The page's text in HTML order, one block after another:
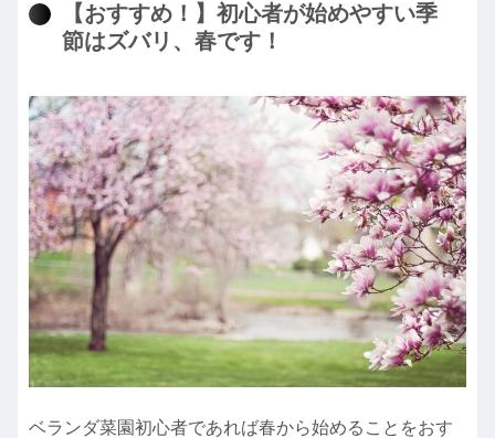
【おすすめ！】初心者が始めやすい季
節はズバリ、春です！
ベランダ菜園初心者であれば春から始めることをおす